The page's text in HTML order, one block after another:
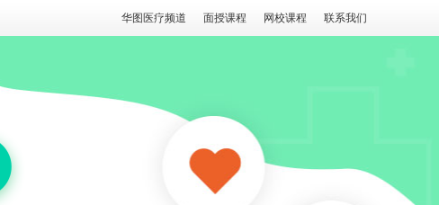
华图医疗频道 面授课程 网校课程 联系我们